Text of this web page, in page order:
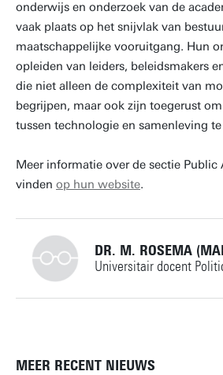
onderwijs en onderzoek van de
vaak plaats op het snijvlak van
maatschappelijke vooruitgang. Hun
opleiden van leiders, beleidsmakers
die niet alleen de complexiteit van
begrijpen, maar ook zijn toegerust
tussen technologie en samenleving
Meer informatie over de sectie
vinden op hun website.
DR. M. ROSEMA
Universitair docent
MEER RECENT NIEUWS